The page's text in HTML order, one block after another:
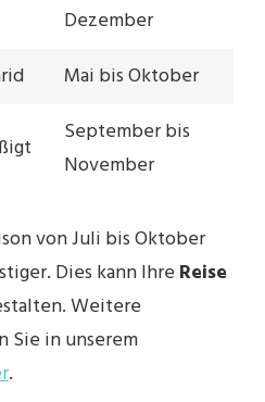
Dezember
Mai bis Oktober
September bis
November
von Juli bis Oktober
Dies kann Ihre Reise
Weitere
Sie in unserem
.